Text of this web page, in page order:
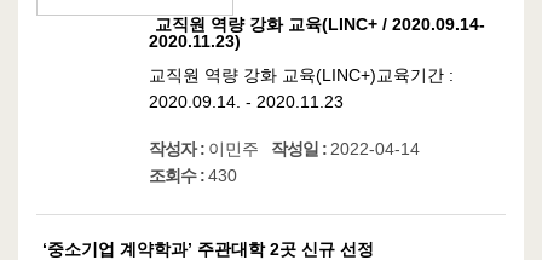
교직원 역량 강화 교육(LINC+ / 2020.09.14-
2020.11.23)
교직원 역량 강화 교육(LINC+)교육기간 :
2020.09.14. - 2020.11.23
작성자 : 이민주 작성일 : 2022-04-14
조회수 :430
‘중소기업 계약학과’ 주관대학 2곳 신규 선정